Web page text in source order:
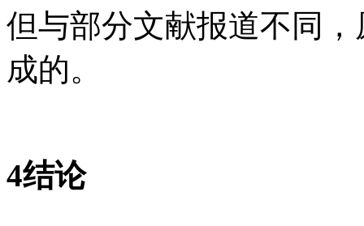
但与部分文献报道不同
成的。
4结论